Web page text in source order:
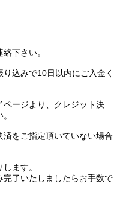
下さい。
込みで10日以内にご入金く
ページより、クレジット決
をご指定頂いていない場合
ます。
了いたしましたらお手数で